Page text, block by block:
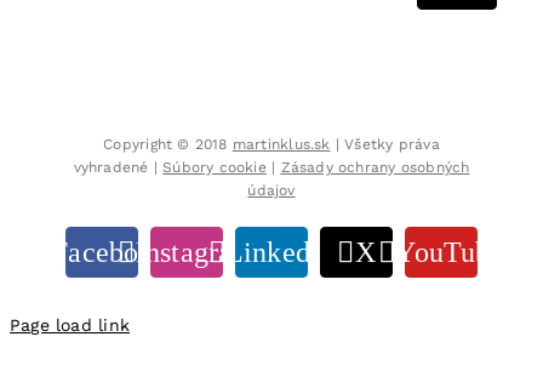
Copyright © 2018 martinklus.sk | Všetky práva
vyhradené |Súbory cookie| Zásady ochrany osobných
údajov
FacebookInstagramLinkedIn X YouTube
Page load link